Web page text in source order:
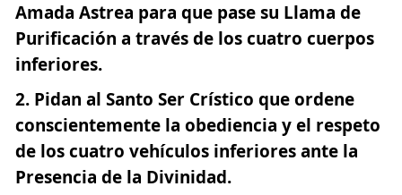
Amada Astrea para que pase su Llama de
Purificación a través de los cuatro cuerpos
inferiores.
Pidan al Santo Ser Crístico que ordene
conscientemente la obediencia y el respeto
de los cuatro vehículos inferiores ante la
Presencia de la Divinidad.